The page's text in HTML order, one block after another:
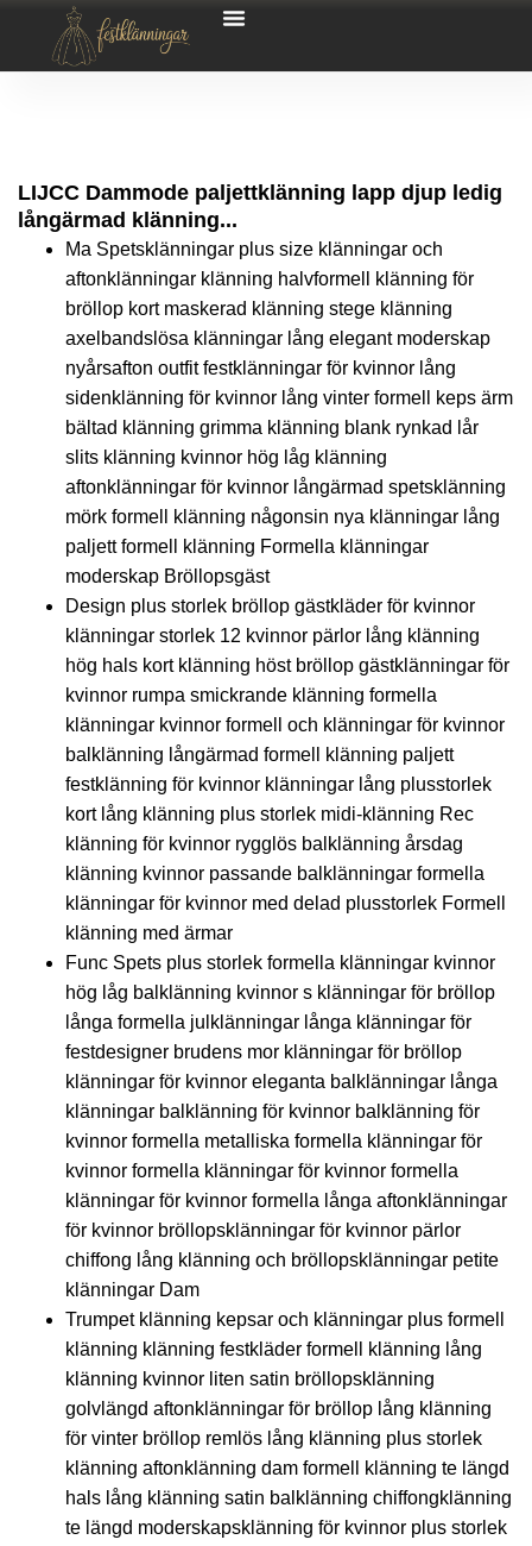
LIJCC Dammode paljettklänning lapp djup ledig
långärmad klänning...
Ma Spetsklänningar plus size klänningar och
aftonklänningar klänning halvformell klänning för
bröllop kort maskerad klänning stege klänning
axelbandslösa klänningar lång elegant moderskap
nyårsafton outfit festklänningar för kvinnor lång
sidenklänning för kvinnor lång vinter formell keps ärm
bältad klänning grimma klänning blank rynkad lår
slits klänning kvinnor hög låg klänning
aftonklänningar för kvinnor långärmad spetsklänning
mörk formell klänning någonsin nya klänningar lång
paljett formell klänning Formella klänningar
moderskap Bröllopsgäst
Design plus storlek bröllop gästkläder för kvinnor
klänningar storlek 12 kvinnor pärlor lång klänning
hög hals kort klänning höst bröllop gästklänningar för
kvinnor rumpa smickrande klänning formella
klänningar kvinnor formell och klänningar för kvinnor
balklänning långärmad formell klänning paljett
festklänning för kvinnor klänningar lång plusstorlek
kort lång klänning plus storlek midi-klänning Rec
klänning för kvinnor rygglös balklänning årsdag
klänning kvinnor passande balklänningar formella
klänningar för kvinnor med delad plusstorlek Formell
klänning med ärmar
Func Spets plus storlek formella klänningar kvinnor
hög låg balklänning kvinnor s klänningar för bröllop
långa formella julklänningar långa klänningar för
festdesigner brudens mor klänningar för bröllop
klänningar för kvinnor eleganta balklänningar långa
klänningar balklänning för kvinnor balklänning för
kvinnor formella metalliska formella klänningar för
kvinnor formella klänningar för kvinnor formella
klänningar för kvinnor formella långa aftonklänningar
för kvinnor bröllopsklänningar för kvinnor pärlor
chiffong lång klänning och bröllopsklänningar petite
klänningar Dam
Trumpet klänning kepsar och klänningar plus formell
klänning klänning festkläder formell klänning lång
klänning kvinnor liten satin bröllopsklänning
golvlängd aftonklänningar för bröllop lång klänning
för vinter bröllop remlös lång klänning plus storlek
klänning aftonklänning dam formell klänning te längd
hals lång klänning satin balklänning chiffongklänning
te längd moderskapsklänning för kvinnor plus storlek